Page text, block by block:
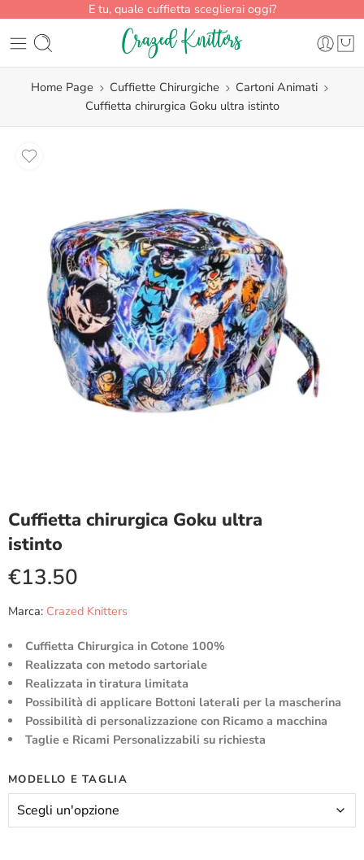
E tu, quale cuffietta sceglierai oggi?
Home Page Cuffiette Chirurgiche
Cartoni Animati
Cuffietta chirurgica Goku ultra istinto
Cuffietta chirurgica Goku ultra
istinto
€13.50
Marca: Crazed Knitters
Cuffietta Chirurgica in Cotone 100%
Realizzata con metodo sartoriale
Realizzata in tiratura limitata
Possibilità di applicare Bottoni laterali per la mascherina
Possibilità di personalizzazione con Ricamo a macchina
Taglie e Ricami Personalizzabili su richiesta
MODELLO E TAGLIA